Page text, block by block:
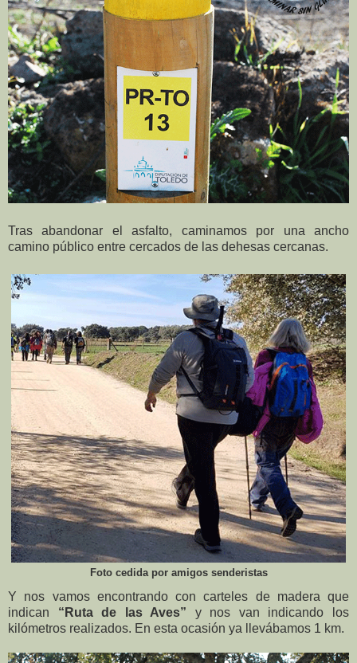
Tras abandonar el asfalto, caminamos por una ancho
camino público entre cercados de las dehesas cercanas.
Foto cedida por amigos senderistas
Y nos vamos encontrando con carteles de madera que
indican “Ruta de las Aves” y nos van indicando los
kilómetros realizados. En esta ocasión ya llevábamos 1 km.